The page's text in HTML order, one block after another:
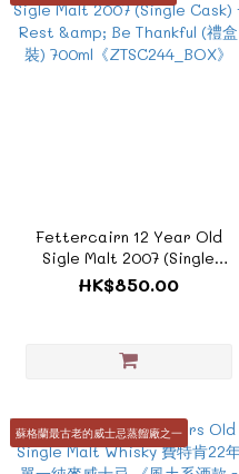
Fettercairn 12 Year Old
Sigle Malt 2007 (Single
Cask) - Rest & Be Thankful
(禮盒裝)
HK$850.00
蘇格蘭最古老的威士忌蒸餾廠之一